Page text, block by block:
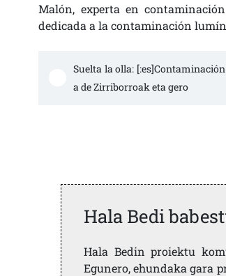
Malón, experta en
dedicada a la contaminación
Suelta la olla:
a de Zirriborroak eta gero
Hala Bedi
Hala Bedin proiektu
Egunero, ehundaka gara